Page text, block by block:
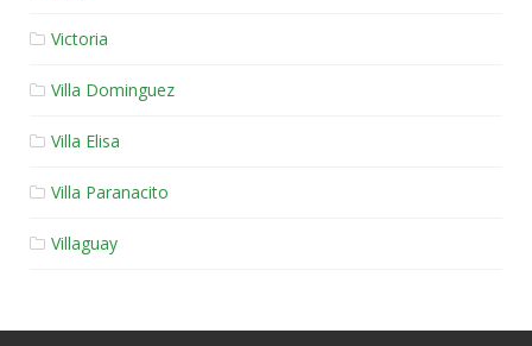
Victoria
Villa Dominguez
Villa Elisa
Villa Paranacito
Villaguay